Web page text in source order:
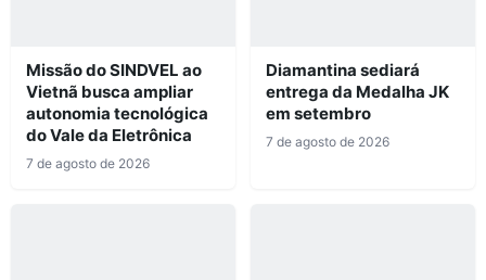
Missão do SINDVEL ao
Vietnã busca ampliar
autonomia tecnológica
do Vale da Eletrônica
7 de agosto de 2026
Diamantina sediará
entrega da Medalha JK
em setembro
7 de agosto de 2026